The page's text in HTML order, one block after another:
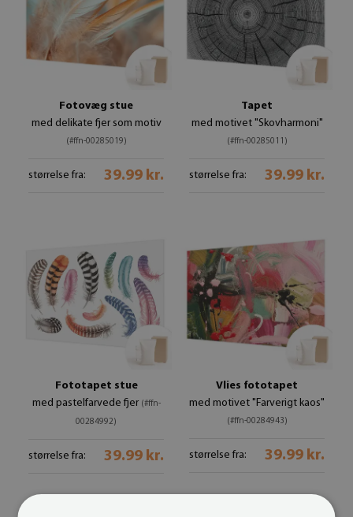
Fotovæg stue
med delikate fjer som motiv
(#ffn-00285019)
størrelse fra: 39.99 kr.
Tapet
med motivet "Skovharmoni"
(#ffn-00285011)
størrelse fra: 39.99 kr.
Fototapet stue
med pastelfarvede fjer (#ffn-
00284992)
størrelse fra: 39.99 kr.
Vlies fototapet
med motivet "Farverigt kaos"
(#ffn-00284943)
størrelse fra: 39.99 kr.